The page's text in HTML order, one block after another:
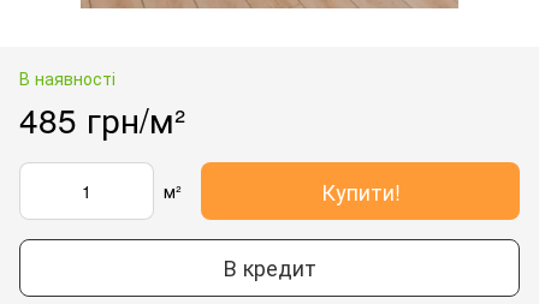
В наявності
485 грн/м²
м² Купити!
В кредит